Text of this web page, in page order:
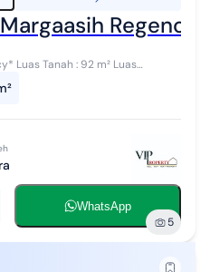
Regency
Tanah : 92 m² Luas
WhatsApp
5